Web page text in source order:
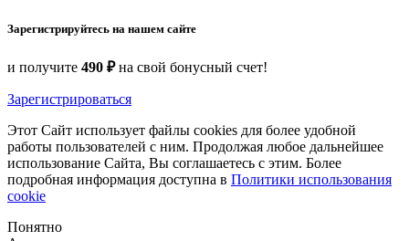
Зарегистрируйтесь на нашем сайте
и получите 490 ₽на свой бонусный счет!
Зарегистрироваться
Этот Сайт использует файлы cookies для более удобной
работы пользователей с ним. Продолжая любое дальнейшее
использование Сайта, Вы соглашаетесь с этим. Более
подробная информация доступна в Политики использования
cookie
Понятно